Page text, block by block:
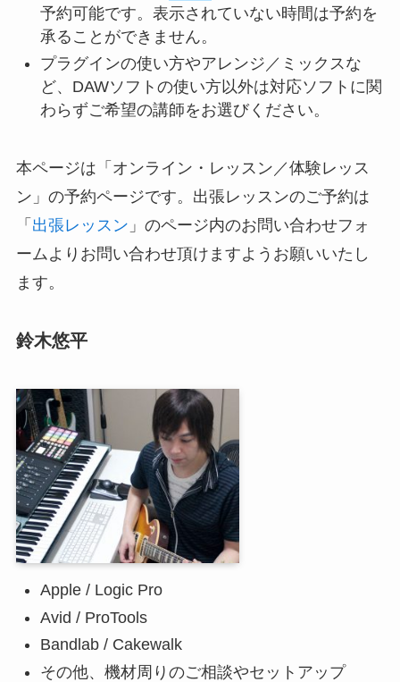
予約可能です。表示されていない時間は予約を
承ることができません。
プラグインの使い方やアレンジ／ミックスな
ど、DAWソフトの使い方以外は対応ソフトに関
わらずご希望の講師をお選びください。
本ページは「オンライン・レッスン／体験レッス
ン」の予約ページです。出張レッスンのご予約は
「 出張レッスン 」のページ内のお問い合わせフォ
ームよりお問い合わせ頂けますようお願いいたし
ます。
鈴木悠平
Apple / Logic Pro
Avid / ProTools
Bandlab / Cakewalk
その他、機材周りのご相談やセットアップ